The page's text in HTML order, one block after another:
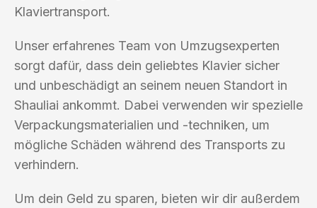
Klaviertransport.
Unser erfahrenes Team von Umzugsexperten
sorgt dafür, dass dein geliebtes Klavier sicher
und unbeschädigt an seinem neuen Standort in
Shauliai ankommt. Dabei verwenden wir spezielle
Verpackungsmaterialien und -techniken, um
mögliche Schäden während des Transports zu
verhindern.
Um dein Geld zu sparen, bieten wir dir außerdem